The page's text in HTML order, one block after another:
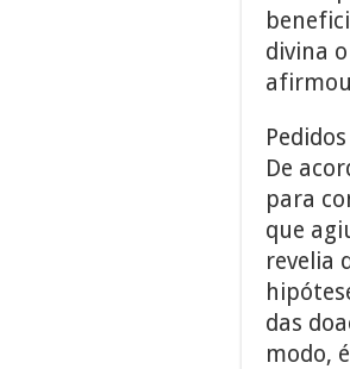
divina
Pedidos
De
para
que
revelia
das
modo,